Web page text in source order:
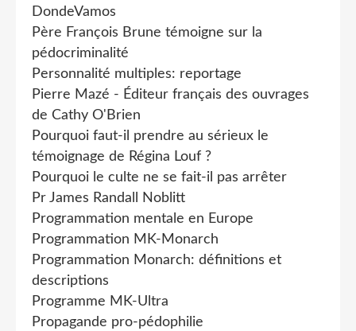
DondeVamos
Père François Brune témoigne sur la
pédocriminalité
Personnalité multiples: reportage
Pierre Mazé - Éditeur français des ouvrages
de Cathy O'Brien
Pourquoi faut-il prendre au sérieux le
témoignage de Régina Louf ?
Pourquoi le culte ne se fait-il pas arrêter
Pr James Randall Noblitt
Programmation mentale en Europe
Programmation MK-Monarch
Programmation Monarch: définitions et
descriptions
Programme MK-Ultra
Propagande pro-pédophilie